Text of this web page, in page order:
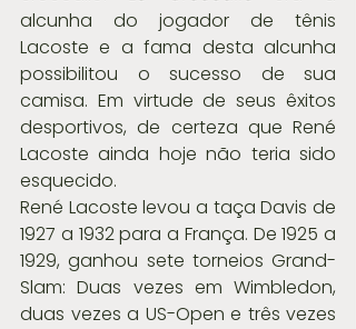
alcunha do jogador de tênis
Lacoste e a fama desta alcunha
possibilitou o sucesso de sua
camisa. Em virtude de seus êxitos
desportivos, de certeza que René
Lacoste ainda hoje não teria sido
esquecido.
René Lacoste levou a taça Davis de
1927 a 1932 para a França. De 1925 a
1929, ganhou sete torneios Grand-
Slam: Duas vezes em Wimbledon,
duas vezes a US-Open e três vezes